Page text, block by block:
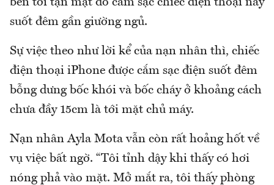
suốt đêm gần giường ngủ.
Sự việc theo như lời kể của nạn nhân thì, chiếc
điện thoại iPhone được cắm sạc điện suốt đêm
bỗng dưng bốc khói và bốc cháy ở khoảng cách
chưa đầy 15cm là tới mặt chủ máy.
Nạn nhân Ayla Mota vẫn còn rất hoảng hốt về
vụ việc bất ngờ. “Tôi tỉnh dậy khi thấy có hơi
nóng phả vào mặt. Mở mắt ra, tôi thấy phòng